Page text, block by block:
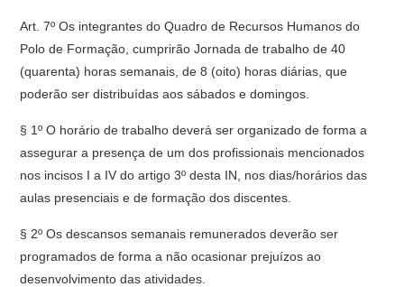
Art. 7º Os integrantes do Quadro de Recursos Humanos do
Polo de Formação, cumprirão Jornada de trabalho de 40
(quarenta) horas semanais, de 8 (oito) horas diárias, que
poderão ser distribuídas aos sábados e domingos.
§ 1º O horário de trabalho deverá ser organizado de forma a
assegurar a presença de um dos profissionais mencionados
nos incisos I a IV do artigo 3º desta IN, nos dias/horários das
aulas presenciais e de formação dos discentes.
§ 2º Os descansos semanais remunerados deverão ser
programados de forma a não ocasionar prejuízos ao
desenvolvimento das atividades.